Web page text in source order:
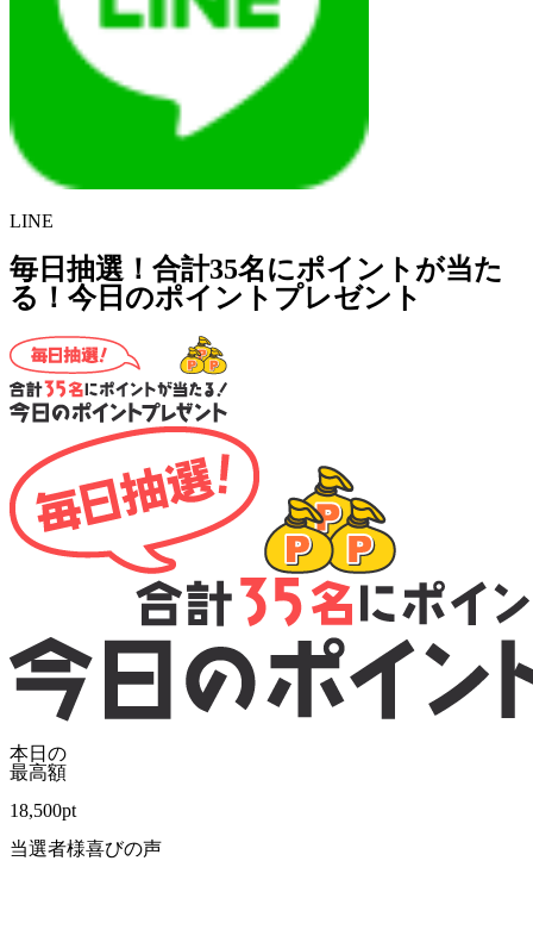
LINE
毎日抽選！合計35名にポイントが当た
る！今日のポイントプレゼント
本日の
最高額
18,500pt
当選者様喜びの声